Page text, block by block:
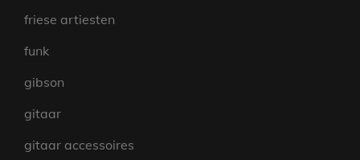
friese artiesten
funk
gibson
gitaar
gitaar accessoires